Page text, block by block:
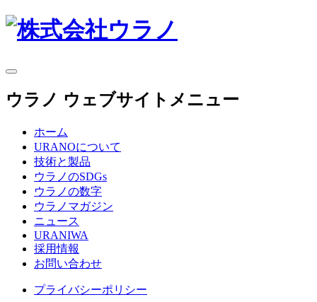
ウラノ ウェブサイトメニュー
ホーム
URANOについて
技術と製品
ウラノのSDGs
ウラノの数字
ウラノマガジン
ニュース
URANIWA
採用情報
お問い合わせ
プライバシーポリシー